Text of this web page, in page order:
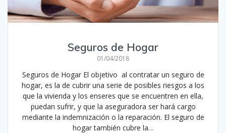
Seguros de Hogar
01/04/2018
Seguros de Hogar El objetivo al contratar un seguro de
hogar, es la de cubrir una serie de posibles riesgos a los
que la vivienda y los enseres que se encuentren en ella,
puedan sufrir, y que la aseguradora ser hará cargo
mediante la indemnización o la reparación. El seguro de
hogar también cubre la…